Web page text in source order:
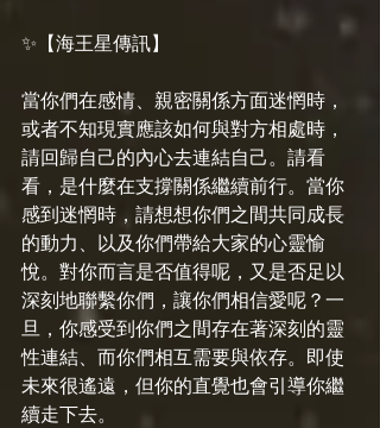
✨【海王星傳訊】
當你們在感情、親密關係方面迷惘時，
或者不知現實應該如何與對方相處時，
請回歸自己的內心去連結自己。請看
看，是什麼在支撐關係繼續前行。當你
感到迷惘時，請想想你們之間共同成長
的動力、以及你們帶給大家的心靈愉
悅。對你而言是否值得呢，又是否足以
深刻地聯繫你們，讓你們相信愛呢？一
旦，你感受到你們之間存在著深刻的靈
性連結、而你們相互需要與依存。即使
未來很遙遠，但你的直覺也會引導你繼
續走下去。